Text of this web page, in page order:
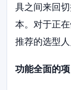
具之间来回
本。对于正
推荐的选型
功能全面的